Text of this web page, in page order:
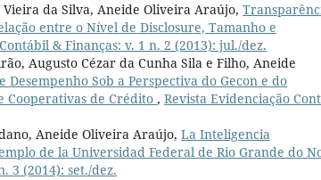
da Silva, Aneide Oliveira Araújo,
entre o Nível de Disclosure, Tamanho e
& Finanças: v. 1 n. 2 (2013): jul./dez.
Augusto Cézar da Cunha Sila e Filho, Aneide
Sob a Perspectiva do Gecon e do
Cooperativas de Crédito , Revista Evidenciação
Aneide Oliveira Araújo, La Inteligencia
de la Universidad Federal de Rio Grande do
3 (2014): set./dez.